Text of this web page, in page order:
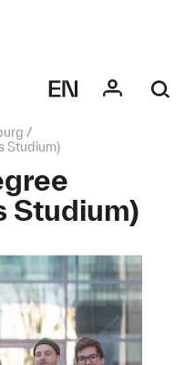
Studium)
Studium)